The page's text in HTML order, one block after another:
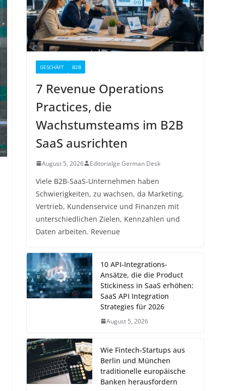
GESCHÄFT B2B
7 Revenue Operations
Practices, die
Wachstumsteams im B2B
SaaS ausrichten
August 5, 2026 Editorialge German Desk
Viele B2B-SaaS-Unternehmen haben
Schwierigkeiten, zu wachsen, da Marketing,
Vertrieb, Kundenservice und Finanzen mit
unterschiedlichen Zielen, Kennzahlen und
Daten arbeiten. Revenue
10 API-Integrations-
Ansätze, die die Product
Stickiness in SaaS erhöhen:
SaaS API Integration
Strategies für 2026
August 5, 2026
Wie Fintech-Startups aus
Berlin und München
traditionelle europäische
Banken herausfordern